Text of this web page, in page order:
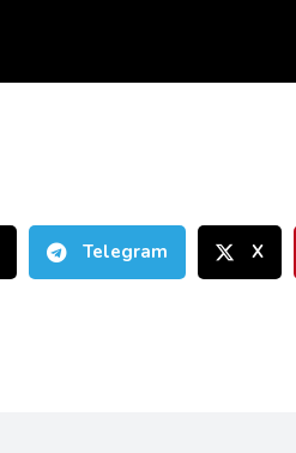
Telegram X